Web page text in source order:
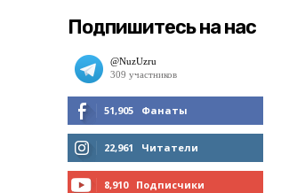
Подпишитесь на нас
51,905 Фанаты
МНЕ НРАВИТСЯ
22,961 Читатели
8,910 Подписчики